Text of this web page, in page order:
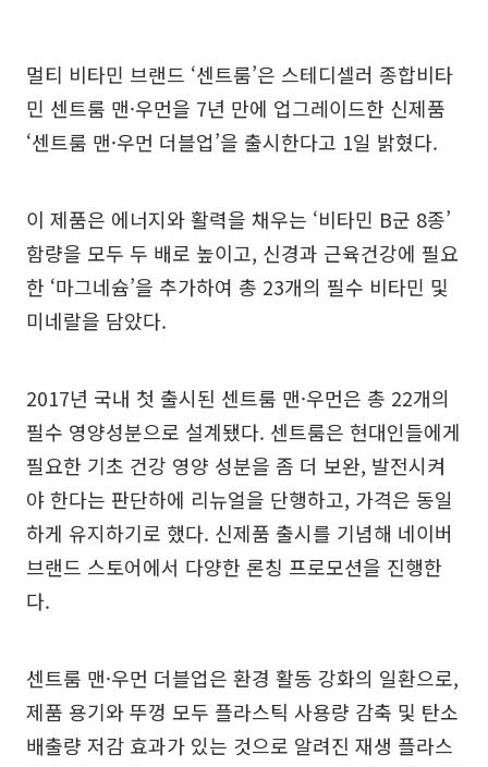
멀티 비타민 브랜드 ‘센트룸’은 스테디셀러 종합비타
민 센트룸 맨·우먼을 7년 만에 업그레이드한 신제품
‘센트룸 맨·우먼 더블업’을 출시한다고 1일 밝혔다.
이 제품은 에너지와 활력을 채우는 ‘비타민 B군 8종’
함량을 모두 두 배로 높이고, 신경과 근육건강에 필요
한 ‘마그네슘’을 추가하여 총 23개의 필수 비타민 및
미네랄을 담았다.
2017년 국내 첫 출시된 센트룸 맨·우먼은 총 22개의
필수 영양성분으로 설계됐다. 센트룸은 현대인들에게
필요한 기초 건강 영양 성분을 좀 더 보완, 발전시켜
야 한다는 판단하에 리뉴얼을 단행하고, 가격은 동일
하게 유지하기로 했다. 신제품 출시를 기념해 네이버
브랜드 스토어에서 다양한 론칭 프로모션을 진행한
다.
센트룸 맨·우먼 더블업은 환경 활동 강화의 일환으로,
제품 용기와 뚜껑 모두 플라스틱 사용량 감축 및 탄소
배출량 저감 효과가 있는 것으로 알려진 재생 플라스